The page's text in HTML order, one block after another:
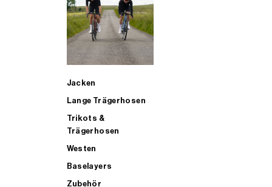
Jacken
Lange Trägerhosen
Trikots &
Trägerhosen
Westen
Baselayers
Zubehör
ALLE TRIATHLONARTIKEL FÜR MÄNNER KAUFEN